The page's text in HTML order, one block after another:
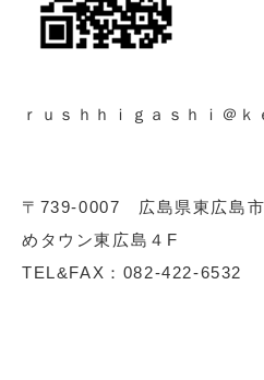
ｒｕｓｈｈｉｇａｓｈｉ＠ｋ
〒739-0007 広島県東広島
めタウン東広島４F
TEL&FAX：082-422-6532